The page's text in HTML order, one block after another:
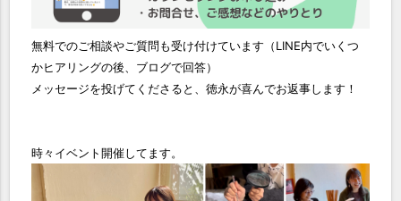
無料でのご相談やご質問も受け付けています（LINE内でいくつ
かヒアリングの後、ブログで回答）
メッセージを投げてくださると、徳永が喜んでお返事します！
時々イベント開催してます。